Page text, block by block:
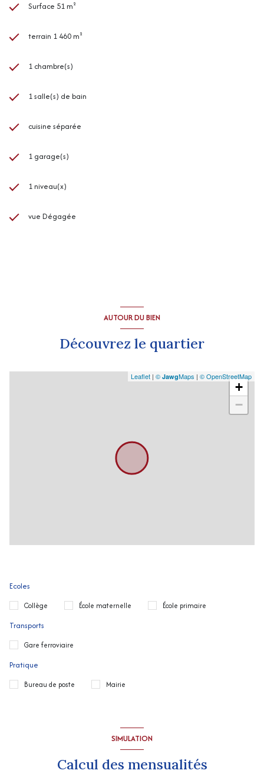
Surface 51 m²
terrain 1 460 m²
1 chambre(s)
1 salle(s) de bain
cuisine séparée
1 garage(s)
1 niveau(x)
vue Dégagée
AUTOUR DU BIEN
Découvrez le quartier
+
−
Leaflet | © JawgMaps | © OpenStreetMap
Ecoles
Collège École maternelle École primaire
Transports
Gare ferroviaire
Pratique
Bureau de poste Mairie
SIMULATION
Calcul des mensualités